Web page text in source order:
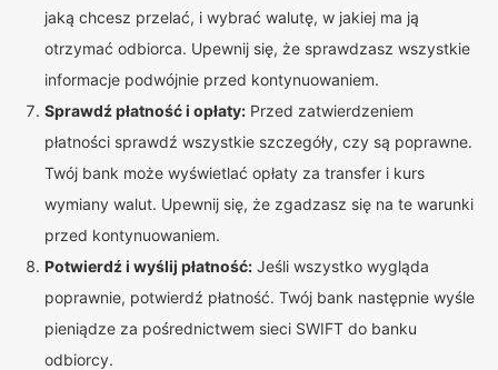
jaką chcesz przelać, i wybrać walutę, w jakiej ma ją
otrzymać odbiorca. Upewnij się, że sprawdzasz wszystkie
informacje podwójnie przed kontynuowaniem.
Sprawdź płatność i opłaty: Przed zatwierdzeniem
płatności sprawdź wszystkie szczegóły, czy są poprawne.
Twój bank może wyświetlać opłaty za transfer i kurs
wymiany walut. Upewnij się, że zgadzasz się na te warunki
przed kontynuowaniem.
Potwierdź i wyślij płatność: Jeśli wszystko wygląda
poprawnie, potwierdź płatność. Twój bank następnie wyśle
pieniądze za pośrednictwem sieci SWIFT do banku
odbiorcy.